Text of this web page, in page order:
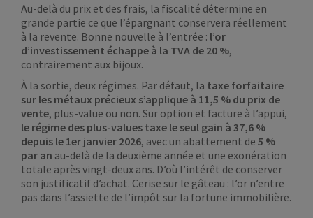
Au-delà du prix et des frais, la fiscalité détermine en
grande partie ce que l’épargnant conservera réellement
à la revente. Bonne nouvelle à l’entrée : l’or
d’investissement échappe à la TVA de 20 %,
contrairement aux bijoux.
À la sortie, deux régimes. Par défaut, la taxe forfaitaire
sur les métaux précieux s’applique à 11,5 % du prix de
vente, plus-value ou non. Sur option et facture à l’appui,
le régime des plus-values taxe le seul gain à 37,6 %
depuis le 1er janvier 2026, avec un abattement de 5 %
par an au-delà de la deuxième année et une exonération
totale après vingt-deux ans. D’où l’intérêt de conserver
son justificatif d’achat. Cerise sur le gâteau : l’or n’entre
pas dans l’assiette de l’impôt sur la fortune immobilière.